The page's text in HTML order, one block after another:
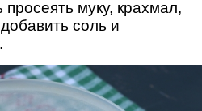
муку, крахмал,
соль и